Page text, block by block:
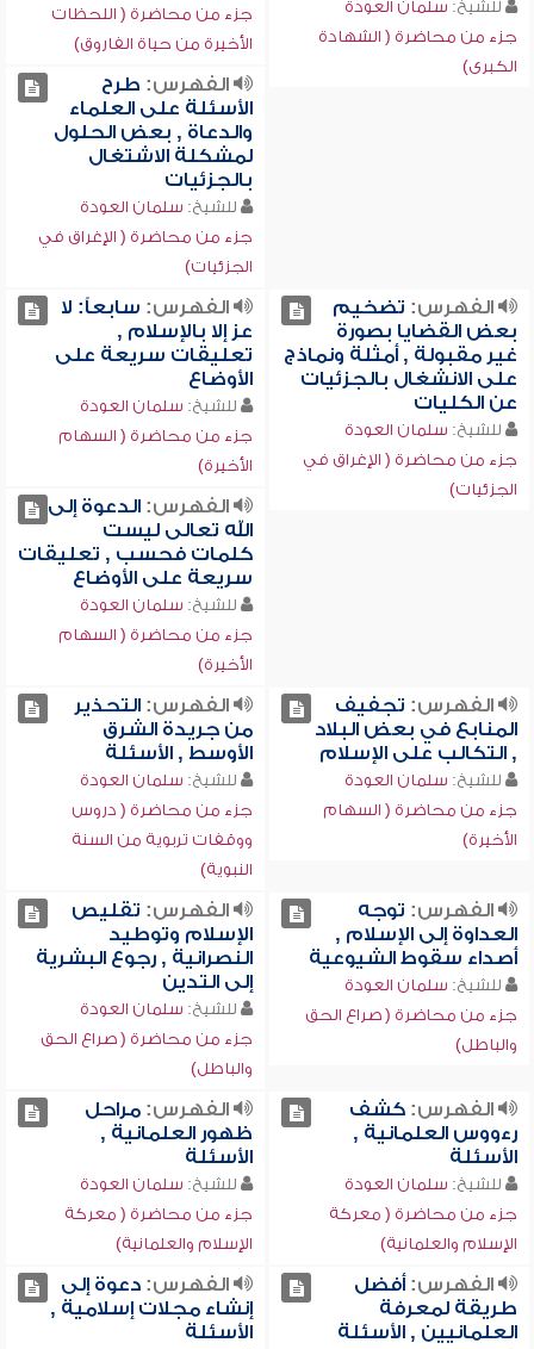
للشيخ: سلمان العودة
جزء من محاضرة ( الشهادة
الكبرى)
جزء من محاضرة ( اللحظات
الأخيرة من حياة الفاروق)
الفهرس: طرح
الأسئلة على العلماء
والدعاة , بعض الحلول
لمشكلة الاشتغال
بالجزئيات
للشيخ: سلمان العودة
جزء من محاضرة ( الإغراق في
الجزئيات)
الفهرس: تضخيم
بعض القضايا بصورة
غير مقبولة , أمثلة ونماذج
على الانشغال بالجزئيات
عن الكليات
للشيخ: سلمان العودة
جزء من محاضرة ( الإغراق في
الجزئيات)
الفهرس: سابعاً: لا
عز إلا بالإسلام ,
تعليقات سريعة على
الأوضاع
للشيخ: سلمان العودة
جزء من محاضرة ( السهام
الأخيرة)
الفهرس:الدعوة إلى
الله تعالى ليست
كلمات فحسب , تعليقات
سريعة على الأوضاع
للشيخ: سلمان العودة
جزء من محاضرة ( السهام
الأخيرة)
الفهرس: تجفيف
المنابع في بعض البلاد
, التكالب على الإسلام
للشيخ: سلمان العودة
جزء من محاضرة ( السهام
الأخيرة)
الفهرس:التحذير
من جريدة الشرق
الأوسط , الأسئلة
للشيخ: سلمان العودة
جزء من محاضرة ( دروس
ووقفات تربوية من السنة
النبوية)
الفهرس: توجه
العداوة إلى الإسلام ,
أصداء سقوط الشيوعية
للشيخ: سلمان العودة
جزء من محاضرة ( صراع الحق
والباطل)
الفهرس: تقليص
الإسلام وتوطيد
النصرانية , رجوع البشرية
إلى التدين
للشيخ: سلمان العودة
جزء من محاضرة ( صراع الحق
والباطل)
الفهرس:كشف
رءووس العلمانية ,
الأسئلة
للشيخ: سلمان العودة
جزء من محاضرة ( معركة
الإسلام والعلمانية)
الفهرس:مراحل
ظهور العلمانية ,
الأسئلة
للشيخ: سلمان العودة
جزء من محاضرة ( معركة
الإسلام والعلمانية)
الفهرس:أفضل
طريقة لمعرفة
العلمانيين , الأسئلة
الفهرس:دعوة إلى
إنشاء مجلات إسلامية ,
الأسئلة